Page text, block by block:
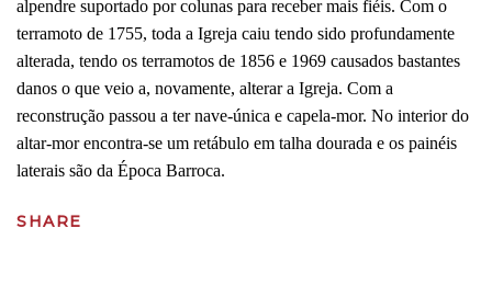
alpendre suportado por colunas para receber mais fiéis. Com o
terramoto de 1755, toda a Igreja caiu tendo sido profundamente
alterada, tendo os terramotos de 1856 e 1969 causados bastantes
danos o que veio a, novamente, alterar a Igreja. Com a
reconstrução passou a ter nave-única e capela-mor. No interior do
altar-mor encontra-se um retábulo em talha dourada e os painéis
laterais são da Época Barroca.
SHARE